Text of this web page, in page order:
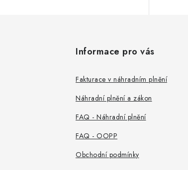
Informace pro vás
Fakturace v náhradním plnění
Náhradní plnění a zákon
FAQ - Náhradní plnění
FAQ - OOPP
Obchodní podmínky